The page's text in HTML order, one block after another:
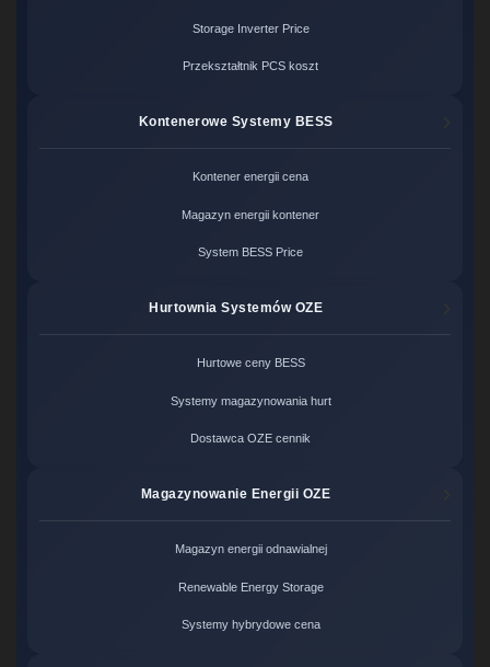
Storage Inverter Price
Przekształtnik PCS koszt
Kontenerowe Systemy BESS
Kontener energii cena
Magazyn energii kontener
System BESS Price
Hurtownia Systemów OZE
Hurtowe ceny BESS
Systemy magazynowania hurt
Dostawca OZE cennik
Magazynowanie Energii OZE
Magazyn energii odnawialnej
Renewable Energy Storage
Systemy hybrydowe cena